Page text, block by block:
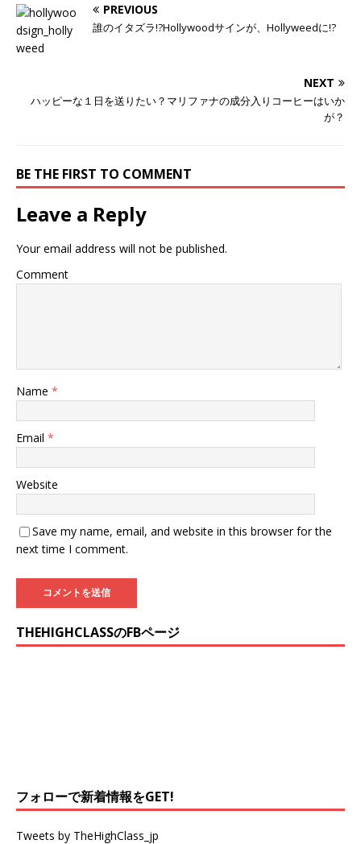
PREVIOUS
誰のイタズラ!?Hollywoodサインが、Hollyweedに!?
NEXT
ハッピーな１日を送りたい？マリファナの成分入りコーヒーはいか
が？
BE THE FIRST TO COMMENT
Leave a Reply
Your email address will not be published.
Comment
Name *
Email *
Website
Save my name, email, and website in this browser for the
next time I comment.
THEHIGHCLASSのFBページ
フォローで新着情報をGET!
Tweets by TheHighClass_jp